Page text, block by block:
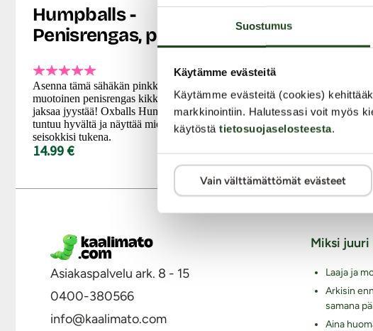
Suostumus
Käytämme evästeitä
Käytämme evästeitä (cookies)
markkinointiin. Halutessasi voit myös
käytöstä tietosuojaselosteesta.
Vain välttämättömät evästeet
Humpballs -
Penisrengas, pinkki
Asenna tämä sähäkän pinkki, mutterin
muotoinen penisrengas kikkelisi tyveen ja taas
jaksaa jyystää! Oxballs Humpballs -penisrengas
tuntuu hyvältä ja näyttää miehekkäältä komean
seisokkisi tukena.
14.99 €
Asiakaspalvelu ark. 8 - 15
0400-380566
info@kaalimato.com
Miksi juuri
Laaja ja
Arkisin
samana
Aina